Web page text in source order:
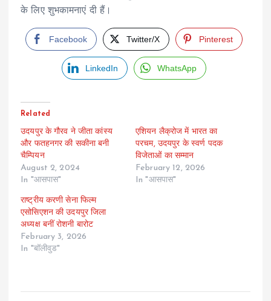
के लिए शुभकामनाएं दी हैं।
Facebook Twitter/X Pinterest
LinkedIn WhatsApp
Related
उदयपुर के गौरव ने जीता कांस्य
और फतहनगर की सकीना बनी
चैम्पियन
August 2, 2024
In "आसपास"
एशियन लैक्रोज में भारत का
परचम, उदयपुर के स्वर्ण पदक
विजेताओं का सम्मान
February 12, 2026
In "आसपास"
राष्ट्रीय करणी सेना फिल्म
एसोसिएशन की उदयपुर जिला
अध्यक्ष बनीं रोशनी बारोट
February 3, 2026
In "बॉलीवुड"